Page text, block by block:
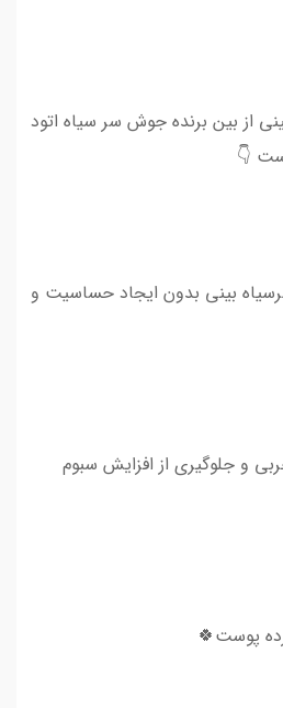
بین برنده جوش سر سیاه اتود
👇
بینی بدون ایجاد حساسیت و
و جلوگیری از افزایش سبوم
پوست🍀